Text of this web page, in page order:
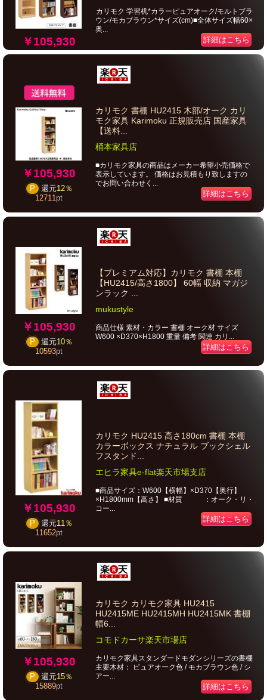
￥105,930
カリモク 学習机*カラーピュアオーク/モルトブラ
ウン/モカブラウン*サイズ(cm)■全体サイズ幅60×
奥...
詳細はこちら
￥105,930
P 還元12％
12711pt
カリモク 書棚 HU2415 木部/オーク カリ
モク家具 Karimoku 正規販売店 国産家具
【送料...
桶本家具店
■カリモク家具の商品はメーカー希望小売価格で
表示しています。 価格はお見積もり致しますの
でお問い合わせく...
詳細はこちら
￥105,930
P 還元10％
10593pt
【プレミアム対応】カリモク 書棚 本棚
【HU2415/高さ1800】 60幅 収納 マガジ
ンラック ...
mukustyle
商品仕様 素材・カラー 書棚 オーク材 サイズ
W600 ×D370×H1800 重量 備考 関連 カリ...
詳細はこちら
￥105,930
P 還元11％
11652pt
カリモク HU2415 高さ180cm 書棚 本棚
カラーボックス ナチュラル ブックシェル
フスタンド...
エヒラ家具e-flat楽天市場支店
■商品サイズ：W600【横幅】×D370【奥行】
×H1800mm【高さ】 ■材質 ：オーク・リ・
コー...
詳細はこちら
￥105,930
P 還元15％
15889pt
カリモク カリモク家具 HU2415
HU2415ME HU2415MH HU2415MK 書棚
幅6...
コモドカーサ楽天市場店
カリモク家具スタンダードモダンシリーズの書棚
主要木材： ピュアオーク色 / モカブラウン色 / シ
アー...
詳細はこちら